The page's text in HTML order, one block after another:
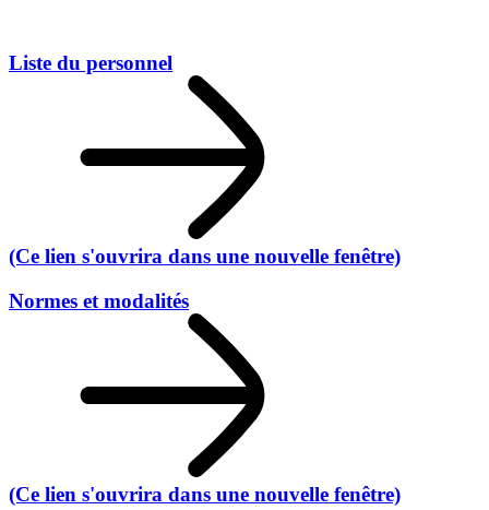
Liste du personnel
(Ce lien s'ouvrira dans une nouvelle fenêtre)
Normes et modalités
(Ce lien s'ouvrira dans une nouvelle fenêtre)